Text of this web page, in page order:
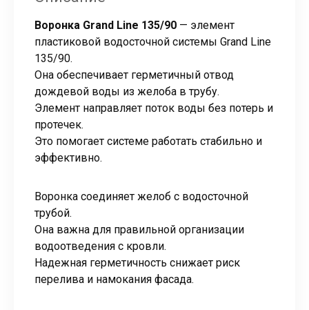
Воронка Grand Line 135/90 — элемент
пластиковой водосточной системы Grand Line
135/90.
Она обеспечивает герметичный отвод
дождевой воды из желоба в трубу.
Элемент направляет поток воды без потерь и
протечек.
Это помогает системе работать стабильно и
эффективно.
Воронка соединяет желоб с водосточной
трубой.
Она важна для правильной организации
водоотведения с кровли.
Надежная герметичность снижает риск
перелива и намокания фасада.